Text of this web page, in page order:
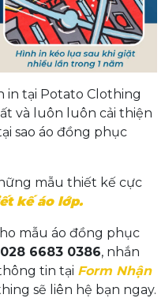
in tại Potato Clothing
và luôn luôn cải thiện
sao áo đồng phục
mẫu thiết kế cực
kế áo lớp.
mẫu áo đồng phục
028 6683 0386, nhắn
tin tại Form Nhận
sẽ liên hệ bạn ngay.